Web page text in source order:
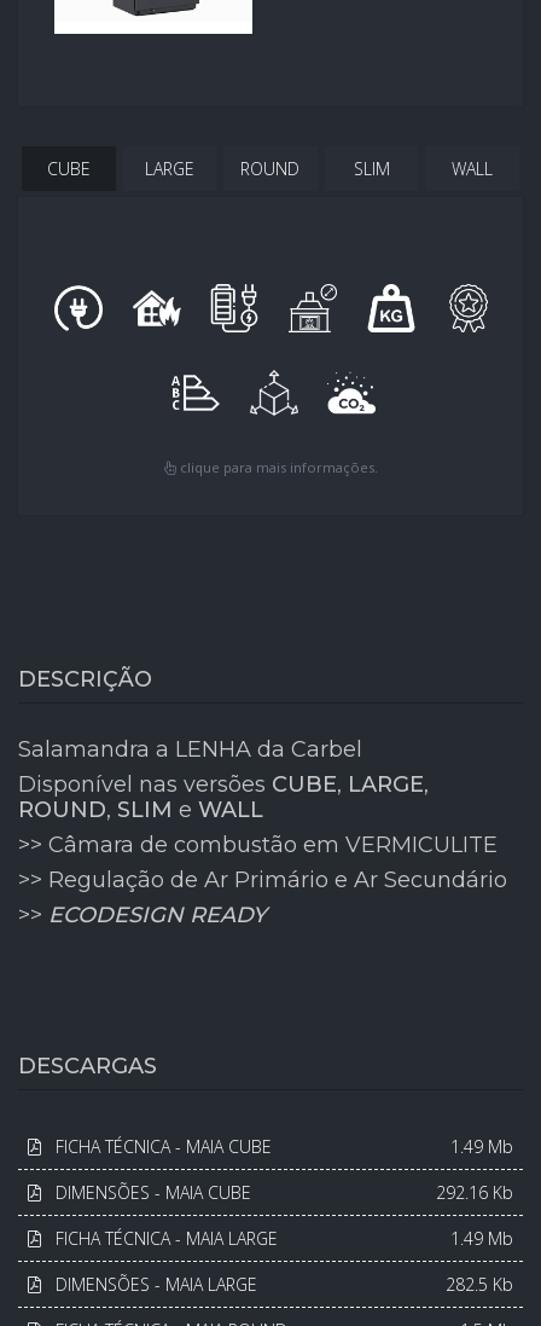
CUBE LARGE ROUND SLIM WALL
clique para mais informações.
DESCRIÇÃO
Salamandra a LENHA da Carbel
Disponível nas versões CUBE, LARGE,
ROUND, SLIM e WALL
>> Câmara de combustão em VERMICULITE
>> Regulação de Ar Primário e Ar Secundário
>> ECODESIGN READY
DESCARGAS
FICHA TÉCNICA - MAIA CUBE
1.49 Mb
DIMENSÕES - MAIA CUBE
292.16 Kb
FICHA TÉCNICA - MAIA LARGE
1.49 Mb
DIMENSÕES - MAIA LARGE
282.5 Kb